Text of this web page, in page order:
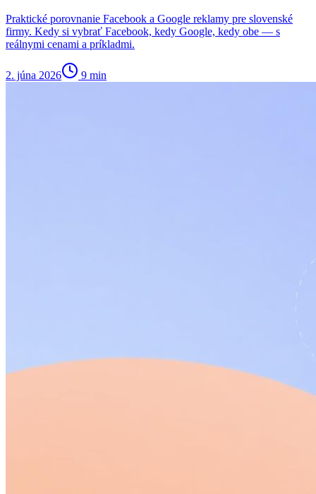
Praktické porovnanie Facebook a Google reklamy pre slovenské
firmy. Kedy si vybrať Facebook, kedy Google, kedy obe — s
reálnymi cenami a príkladmi.
2. júna 2026 9 min